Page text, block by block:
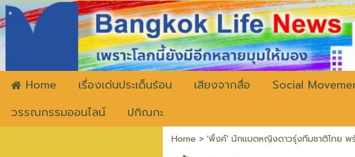
Home เรื่องเด่นประเด็นร้อน เสียงจากสื่อ Social
วรรณกรรมออนไลน์
ปกิณกะ
Home > 'พิ้งค์' นักแบดหญิงดาวรุ่งทีมชาติไทย พ